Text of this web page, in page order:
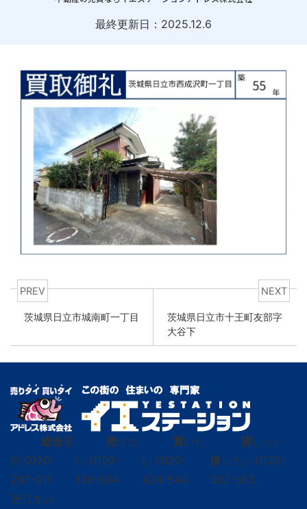
最終更新日： 2025.12.6
PREV
茨城県日立市城南町一丁目
NEXT
茨城県日立市十王町友部字
大谷下
総合受
付 0120-
297-011
売りた
い 0120-
139-664
買いた
い 0120-
424-544
貸し たい
借り たい 0120-
302-563
売りたい